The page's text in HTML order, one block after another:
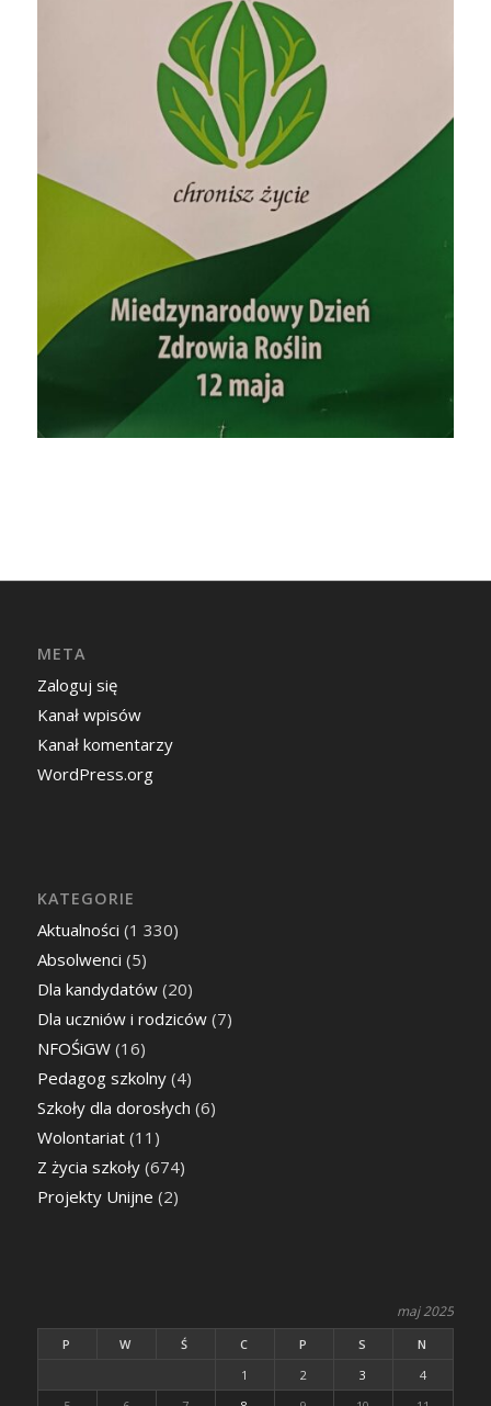
META
Zaloguj się
Kanał wpisów
Kanał komentarzy
WordPress.org
KATEGORIE
Aktualności (1 330)
Absolwenci (5)
Dla kandydatów(20)
Dla uczniów i rodziców(7)
NFOŚiGW(16)
Pedagog szkolny(4)
Szkoły dla dorosłych (6)
Wolontariat(11)
Z życia szkoły(674)
Projekty Unijne (2)
maj 2025
P W Ś C P S
N
1
2 3
4